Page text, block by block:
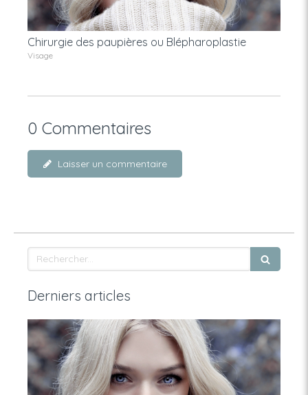
Chirurgie des paupières ou Blépharoplastie
Visage
0 Commentaires
Laisser un commentaire
Rechercher
Derniers articles